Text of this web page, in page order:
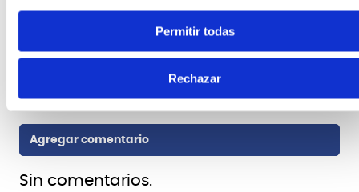
Permitir todas
Rechazar
Marca
Sin comentarios.